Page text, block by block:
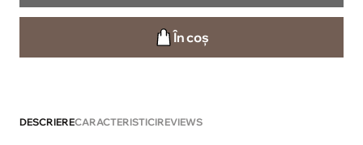
În coș
DESCRIERECARACTERISTICIREVIEWS